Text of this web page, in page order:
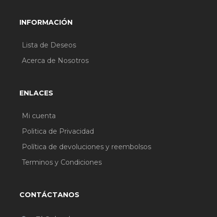
INFORMACIÓN
Lista de Deseos
Acerca de Nosotros
ENLACES
Mi cuenta
Politica de Privacidad
Política de devoluciones y reembolsos
Terminos y Condiciones
CONTÁCTANOS